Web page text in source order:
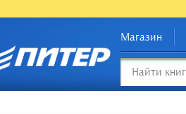
Магазин